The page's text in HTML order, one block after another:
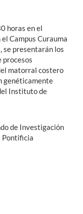
horas en el
Campus Curauma
se presentarán los
procesos
matorral costero
genéticamente
Instituto de
de Investigación
Pontificia